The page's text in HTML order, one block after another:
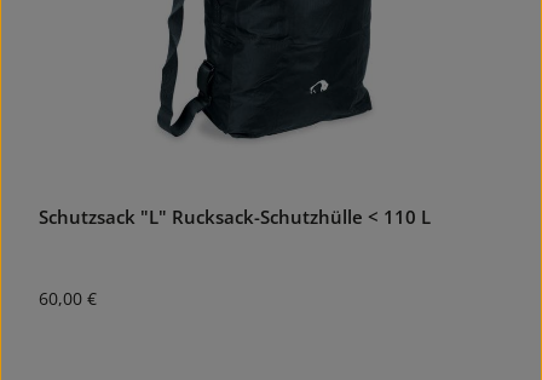
Schutzsack "L" Rucksack-Schutzhülle < 110 L
Regulärer Preis:
60,00 €